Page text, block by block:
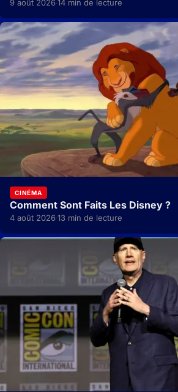
9 août 2026·14 min de lecture
CINÉMA
Comment Sont Faits Les Disney ?
4 août 2026·13 min de lecture